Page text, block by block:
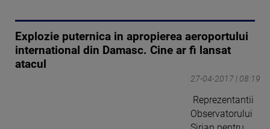
Explozie puternica in apropierea aeroportului
international din Damasc. Cine ar fi lansat
atacul
27-04-2017 | 08:19
Reprezentantii
Observatorului